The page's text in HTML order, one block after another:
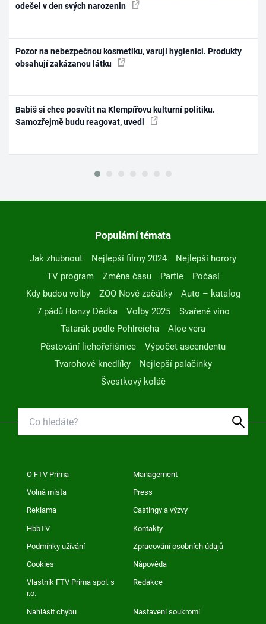
odešel v den svých narozenin
Pozor na nebezpečnou kosmetiku, varují hygienici. Produkty
obsahují zakázanou látku
Babiš si chce posvítit na Klempířovu kulturní politiku.
Samozřejmě budu reagovat, uvedl
Populární témata
Jak zhubnout Nejlepší filmy 2024
Nejlepší horory
TV program
Změna času Partie
Počasí
Kdy budou volby
ZOO Nové začátky
Auto – katalog
7 pádů Honzy Dědka
Volby 2025
Svařené víno
Tatarák podle Pohlreicha
Aloe vera
Pěstování lichořeřišnice
Výpočet ascendentu
Tvarohové knedlíky
Nejlepší palačinky
Švestkový koláč
O FTV Prima Management
Volná místa Press
Reklama Castingy a výzvy
HbbTV Kontakty
Podmínky užívání Zpracování osobních údajů
Cookies Nápověda
Vlastník FTV Prima spol. s
r.o.
Redakce
Nahlásit chybu Nastavení soukromí